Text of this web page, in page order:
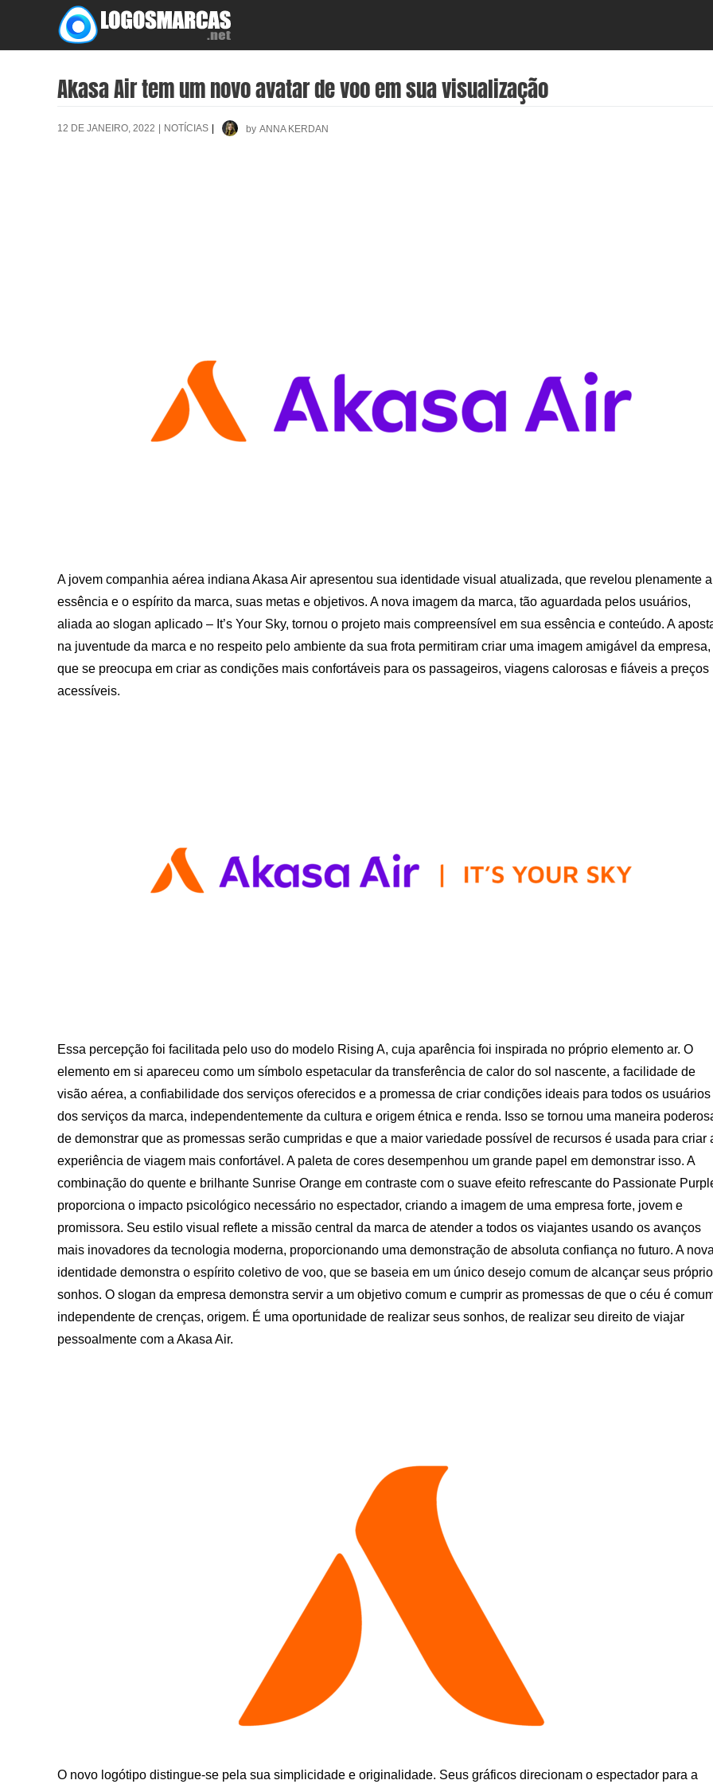
content
Akasa Air tem um novo avatar de voo em sua visualização
12 DE JANEIRO, 2022 | NOTÍCIAS | by ANNA KERDAN
A jovem companhia aérea indiana Akasa Air apresentou sua identidade visual atualizada, que revelou plenamente a
essência e o espírito da marca, suas metas e objetivos. A nova imagem da marca, tão aguardada pelos usuários,
aliada ao slogan aplicado – It’s Your Sky, tornou o projeto mais compreensível em sua essência e conteúdo. A
na juventude da marca e no respeito pelo ambiente da sua frota permitiram criar uma imagem amigável da empresa,
que se preocupa em criar as condições mais confortáveis ​​para os passageiros, viagens calorosas e fiáveis ​​a preços
acessíveis.
Essa percepção foi facilitada pelo uso do modelo Rising A, cuja aparência foi inspirada no próprio elemento ar. O
elemento em si apareceu como um símbolo espetacular da transferência de calor do sol nascente, a facilidade de
visão aérea, a confiabilidade dos serviços oferecidos e a promessa de criar condições ideais para todos os usuários
dos serviços da marca, independentemente da cultura e origem étnica e renda. Isso se tornou uma maneira
de demonstrar que as promessas serão cumpridas e que a maior variedade possível de recursos é usada para criar
experiência de viagem mais confortável. A paleta de cores desempenhou um grande papel em demonstrar isso. A
combinação do quente e brilhante Sunrise Orange em contraste com o suave efeito refrescante do Passionate
proporciona o impacto psicológico necessário no espectador, criando a imagem de uma empresa forte, jovem e
promissora. Seu estilo visual reflete a missão central da marca de atender a todos os viajantes usando os avanços
mais inovadores da tecnologia moderna, proporcionando uma demonstração de absoluta confiança no futuro. A nova
identidade demonstra o espírito coletivo de voo, que se baseia em um único desejo comum de alcançar seus
sonhos. O slogan da empresa demonstra servir a um objetivo comum e cumprir as promessas de que o céu é
independente de crenças, origem. É uma oportunidade de realizar seus sonhos, de realizar seu direito de viajar
pessoalmente com a Akasa Air.
O novo logótipo distingue-se pela sua simplicidade e originalidade. Seus gráficos direcionam o espectador para a